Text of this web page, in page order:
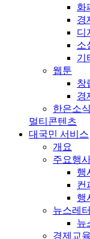
화
경
디
소
기
웹툰
창
경
한은소식
멀티콘텐츠
대국민 서비스
개요
주요행
행
컨
행
뉴스레터
뉴
경제교육